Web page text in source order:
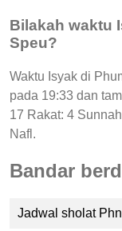
Bilakah waktu
Speu?
Waktu Isyak di
pada 19:33 dan
17 Rakat: 4
Nafl.
Bandar
Jadwal sholat